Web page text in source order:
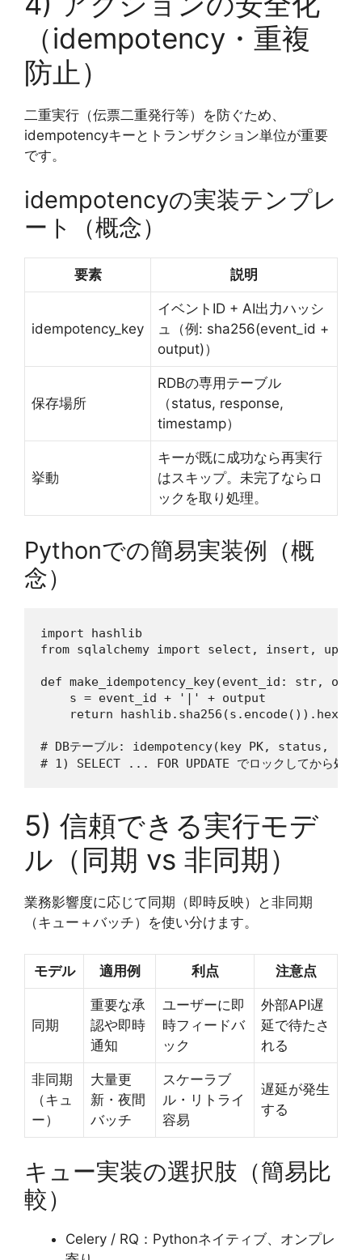
（idempotency・重複
防止）
二重実行（伝票二重発行等）を防ぐため、
idempotencyキーとトランザクション単位が重要
です。
idempotencyの実装テンプレ
ート（概念）
要素 説明
idempotency_key
イベントID + AI出力ハッシ
ュ（例: sha256(event_id +
output)）
保存場所
RDBの専用テーブル
（status, response,
timestamp）
挙動
キーが既に成功なら再実行
はスキップ。未完了ならロ
ックを取り処理。
Pythonでの簡易実装例（概
念）
import hashlib
from sqlalchemy import select, insert,
def make_idempotency_key(event_id: str,
    s = event_id + '|' + output
return
# DBテーブル: idempotency(key PK, status,
5) 信頼できる実行モデ
ル（同期 vs 非同期）
業務影響度に応じて同期（即時反映）と非同期
（キュー＋バッチ）を使い分けます。
モデル 適用例 利点 注意点
同期
重要な承
認や即時
通知
ユーザーに即
時フィードバ
ック
外部API遅
延で待たさ
れる
非同期
（キュ
ー）
大量更
新・夜間
バッチ
スケーラブ
ル・リトライ
容易
遅延が発生
する
キュー実装の選択肢（簡易比
較）
Celery / RQ：Pythonネイティブ、オンプレ